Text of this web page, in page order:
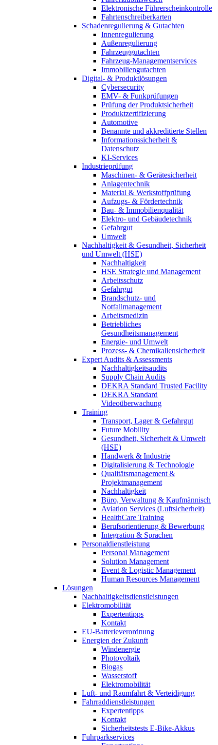
Elektronische Führerscheinkontrolle
Fahrtenschreiberkarten
Schadenregulierung & Gutachten
Innenregulierung
Außenregulierung
Fahrzeuggutachten
Fahrzeug-Managementservices
Immobiliengutachten
Digital- & Produktlösungen
Cybersecurity
EMV- & Funkprüfungen
Prüfung der Produktsicherheit
Produktzertifizierung
Automotive
Benannte und akkreditierte Stellen
Informationssicherheit &
Datenschutz
KI-Services
Industrieprüfung
Maschinen- & Gerätesicherheit
Anlagentechnik
Material & Werkstoffprüfung
Aufzugs- & Fördertechnik
Bau- & Immobilienqualität
Elektro- und Gebäudetechnik
Gefahrgut
Umwelt
Nachhaltigkeit & Gesundheit, Sicherheit
und Umwelt (HSE)
Nachhaltigkeit
HSE Strategie und Management
Arbeitsschutz
Gefahrgut
Brandschutz- und
Notfallmanagement
Arbeitsmedizin
Betriebliches
Gesundheitsmanagement
Energie- und Umwelt
Prozess- & Chemikaliensicherheit
Expert Audits & Assessments
Nachhaltigkeitsaudits
Supply Chain Audits
DEKRA Standard Trusted Facility
DEKRA Standard
Videoüberwachung
Training
Transport, Lager & Gefahrgut
Future Mobility
Gesundheit, Sicherheit & Umwelt
(HSE)
Handwerk & Industrie
Digitalisierung & Technologie
Qualitätsmanagement &
Projektmanagement
Nachhaltigkeit
Büro, Verwaltung & Kaufmännisch
Aviation Services (Luftsicherheit)
HealthCare Training
Berufsorientierung & Bewerbung
Integration & Sprachen
Personaldienstleistung
Personal Management
Solution Management
Event & Logistic Management
Human Resources Management
Lösungen
Nachhaltigkeitsdienstleistungen
Elektromobilität
Expertentipps
Kontakt
EU-Batterieverordnung
Energien der Zukunft
Windenergie
Photovoltaik
Biogas
Wasserstoff
Elektromobilität
Luft- und Raumfahrt & Verteidigung
Fahrraddienstleistungen
Expertentipps
Kontakt
Sicherheitstests E-Bike-Akkus
Fuhrparkservices